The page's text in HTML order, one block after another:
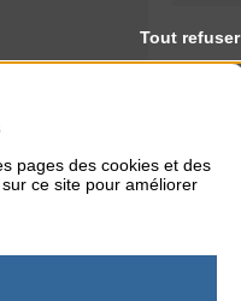
pages des cookies et des
ce site pour améliorer
Tout refuser